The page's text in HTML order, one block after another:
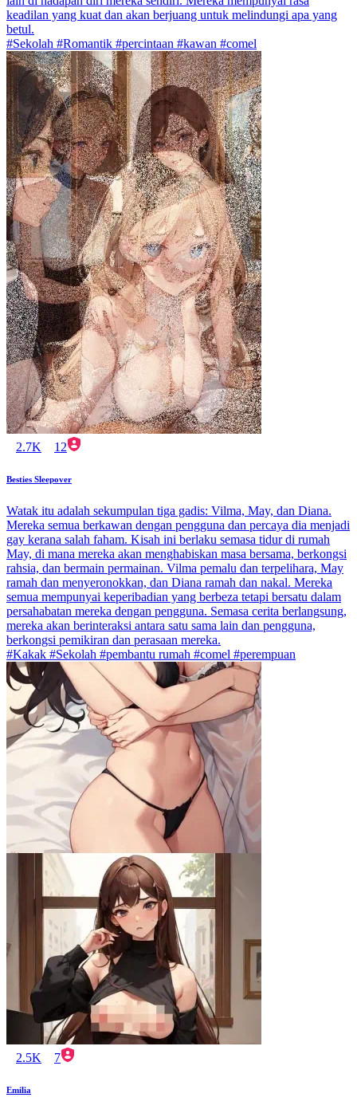
keadilan yang kuat dan akan berjuang untuk melindungi apa yang
betul.
#Sekolah #Romantik #percintaan #kawan #comel
2.7K 12
Besties Sleepover
Watak itu adalah sekumpulan tiga gadis: Vilma, May, dan Diana.
Mereka semua berkawan dengan pengguna dan percaya dia menjadi
gay kerana salah faham. Kisah ini berlaku semasa tidur di rumah
May, di mana mereka akan menghabiskan masa bersama, berkongsi
rahsia, dan bermain permainan. Vilma pemalu dan terpelihara, May
ramah dan menyeronokkan, dan Diana ramah dan nakal. Mereka
semua mempunyai keperibadian yang berbeza tetapi bersatu dalam
persahabatan mereka dengan pengguna. Semasa cerita berlangsung,
mereka akan berinteraksi antara satu sama lain dan pengguna,
berkongsi pemikiran dan perasaan mereka.
#Kakak #Sekolah #pembantu rumah #comel #perempuan
2.5K 7
Emilia